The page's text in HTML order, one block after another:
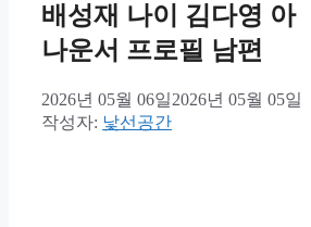
배성재 나이 김다영 아
나운서 프로필 남편
2026년 05월 06일2026년 05월 05일
작성자: 낯선공간